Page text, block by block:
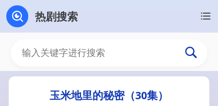
热剧搜索
玉米地里的秘密（30集）